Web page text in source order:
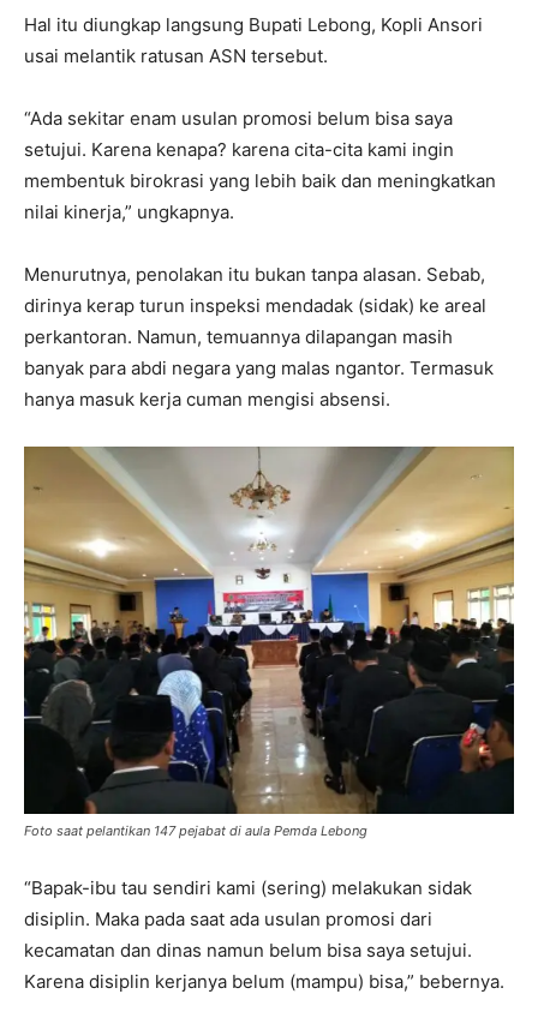
Hal itu diungkap langsung Bupati Lebong, Kopli Ansori
usai melantik ratusan ASN tersebut.
“Ada sekitar enam usulan promosi belum bisa saya
setujui. Karena kenapa? karena cita-cita kami ingin
membentuk birokrasi yang lebih baik dan meningkatkan
nilai kinerja,” ungkapnya.
Menurutnya, penolakan itu bukan tanpa alasan. Sebab,
dirinya kerap turun inspeksi mendadak (sidak) ke areal
perkantoran. Namun, temuannya dilapangan masih
banyak para abdi negara yang malas ngantor. Termasuk
hanya masuk kerja cuman mengisi absensi.
Foto saat pelantikan 147 pejabat di aula Pemda Lebong
“Bapak-ibu tau sendiri kami (sering) melakukan sidak
disiplin. Maka pada saat ada usulan promosi dari
kecamatan dan dinas namun belum bisa saya setujui.
Karena disiplin kerjanya belum (mampu) bisa,” bebernya.